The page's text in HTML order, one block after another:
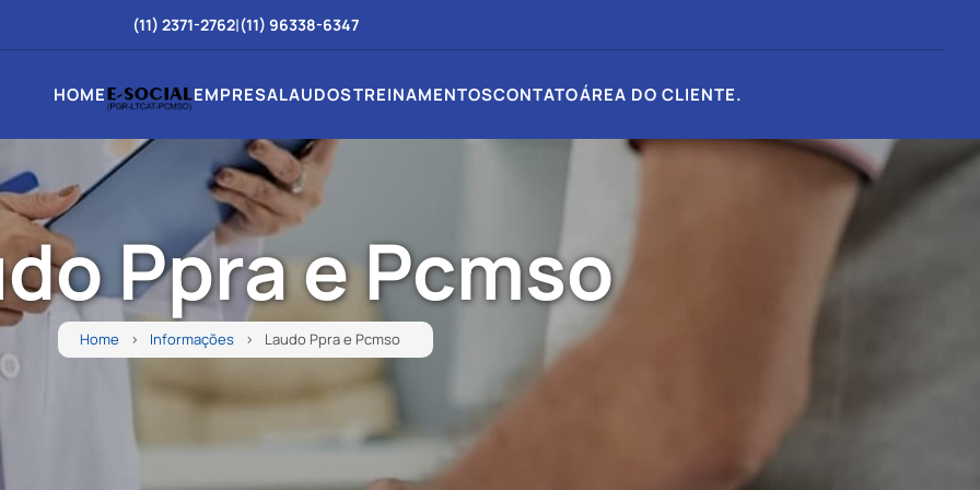
(11) 2371-2762|(11) 96338-6347
HOME EMPRESALAUDOSTREINAMENTOSCONTATOÁREA DO CLIENTE.
Ppra e Pcmso
Home Informações Laudo Ppra e Pcmso